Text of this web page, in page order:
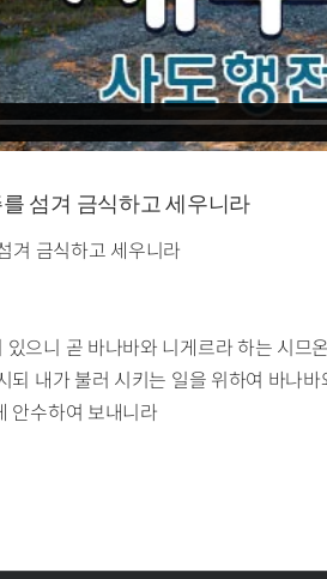
섬겨 금식하고 세우니라
겨 금식하고 세우니라
으니 곧 바나바와 니게르라 하는 시
내가 불러 시키는 일을 위하여 바나
안수하여 보내니라